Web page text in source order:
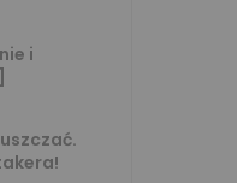
i